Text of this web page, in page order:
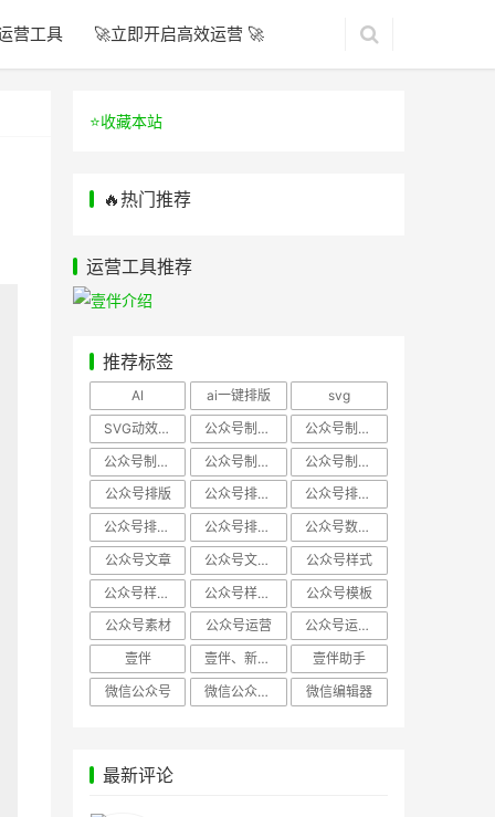
营工具 🚀立即开启高效运营 🚀
⭐️收藏本站
🔥热门推荐
运营工具推荐
推荐标签
AI ai一键排版
svg
SVG动效样式
公众号制作、公众号排版
公众号制作、公众号模板
公众号制作、微信编辑器
公众号制作，公众号排版
公众号制作，公众号排版、微信编辑器
公众号排版
公众号排版，公众号模板
公众号排版，公众号素材
公众号排版，微信编辑器
公众号排版，排版样式
公众号数据分析
公众号文章
公众号文章、公众号运营
公众号样式
公众号样式，微信公众号排版
公众号样式，微信编辑器
公众号模板
公众号素材
公众号运营
公众号运营，公众号编辑器
壹伴
壹伴、新媒体运营
壹伴助手
微信公众号
微信公众号，样式模板、公众号样式 微信编辑器
最新评论